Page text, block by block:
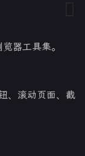
器工具集。
、滚动页面、截